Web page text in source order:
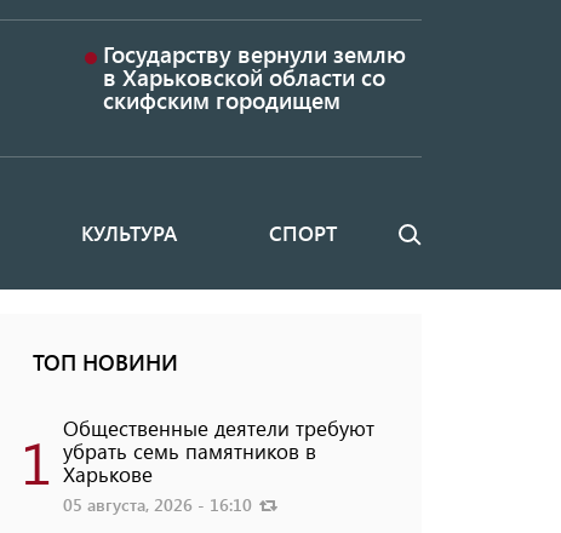
Государству вернули землю
в Харьковской области со
скифским городищем
КУЛЬТУРА СПОРТ Поиск
ТОП НОВИНИ
1 Общественные деятели требуют
убрать семь памятников в
Харькове
05 августа, 2026 - 16:10